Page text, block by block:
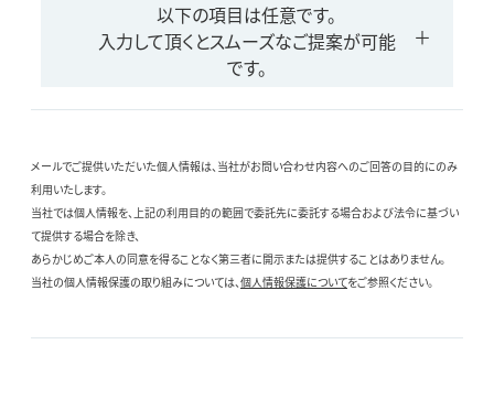
以下の項目は任意です。
入力して頂くとスムーズなご提案が可能
です。
メールでご提供いただいた個人情報は、当社がお問い合わせ内容へのご回答の目的にのみ
利用いたします。
当社では個人情報を、上記の利用目的の範囲で委託先に委託する場合および法令に基づい
て提供する場合を除き、
あらかじめご本人の同意を得ることなく第三者に開示または提供することはありません。
当社の個人情報保護の取り組みについては、個人情報保護についてをご参照ください。